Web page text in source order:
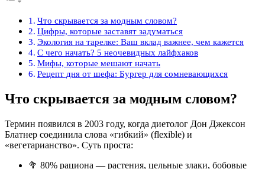
Что скрывается за модным словом?
Цифры, которые заставят задуматься
Экология на тарелке: Ваш вклад важнее, чем кажется
С чего начать? 5 неочевидных лайфхаков
Мифы, которые мешают начать
Рецепт дня от шефа: Бургер для сомневающихся
Что скрывается за модным словом?
Термин появился в 2003 году, когда диетолог Дон Джексон
Блатнер соединила слова «гибкий» (flexible) и
«вегетарианство». Суть проста:
🥦 80% рациона — растения, цельные злаки, бобовые